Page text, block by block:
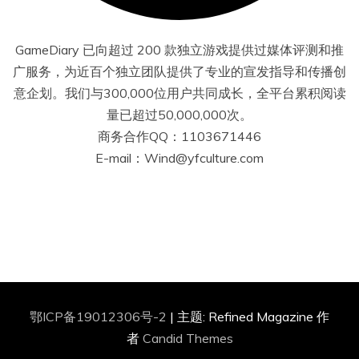
GameDiary 已向超过 200 款独立游戏提供过媒体评测和推
广服务，为近百个独立团队提供了专业的宣发指导和传播创
意企划。我们与300,000位用户共同成长，全平台累积阅读
量已超过50,000,000次。
商务合作QQ：1103671446
E-mail：Wind@yfculture.com
鄂ICP备19012306号-2 | 主题: Refined Magazine 作
者 Candid Themes